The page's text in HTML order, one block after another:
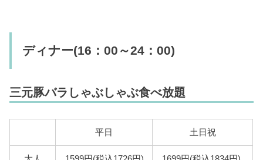
ディナー(16：00～24：00)
三元豚バラしゃぶしゃぶ食べ放題
平日 土日祝